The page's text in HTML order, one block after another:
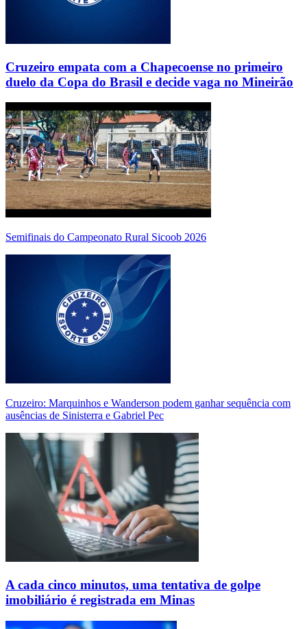
Cruzeiro empata com a Chapecoense no primeiro
duelo da Copa do Brasil e decide vaga no Mineirão
Semifinais do Campeonato Rural Sicoob 2026
Cruzeiro: Marquinhos e Wanderson podem ganhar sequência com
ausências de Sinisterra e Gabriel Pec
A cada cinco minutos, uma tentativa de golpe
imobiliário é registrada em Minas